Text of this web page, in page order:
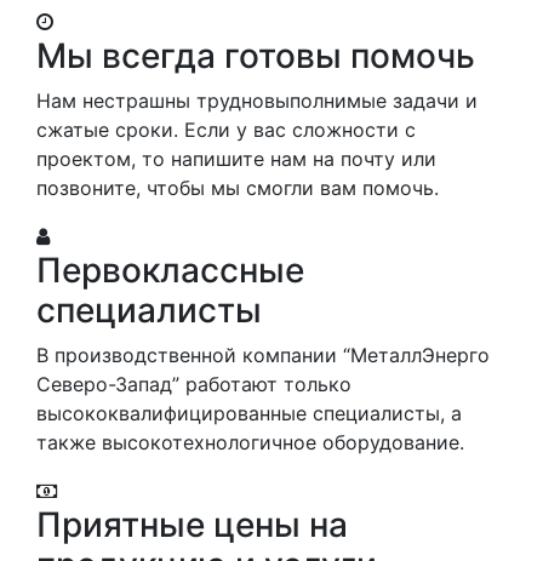
Мы всегда готовы помочь
Нам нестрашны трудновыполнимые задачи и
сжатые сроки. Если у вас сложности с
проектом, то напишите нам на почту или
позвоните, чтобы мы смогли вам помочь.
Первоклассные
специалисты
В производственной компании “МеталлЭнерго
Северо-Запад” работают только
высококвалифицированные специалисты, а
также высокотехнологичное оборудование.
Приятные цены на